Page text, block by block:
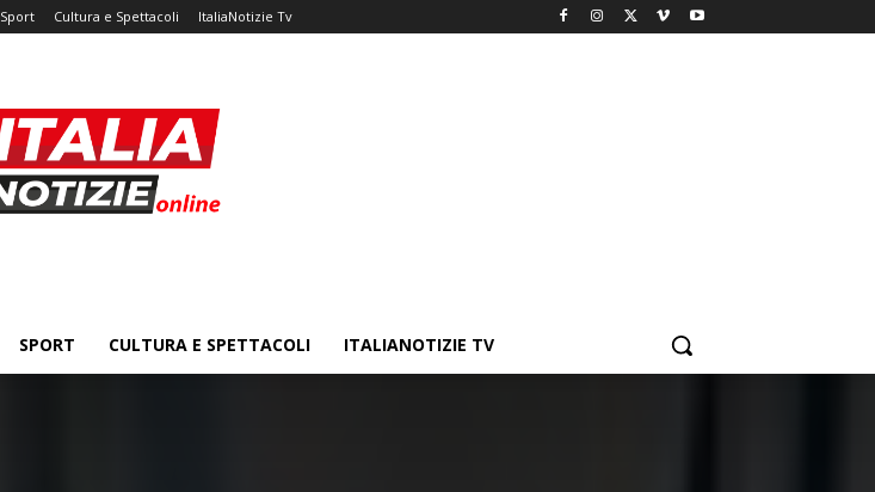
Sport Cultura e Spettacoli ItaliaNotizie Tv
SPORT CULTURA E SPETTACOLI ITALIANOTIZIE TV